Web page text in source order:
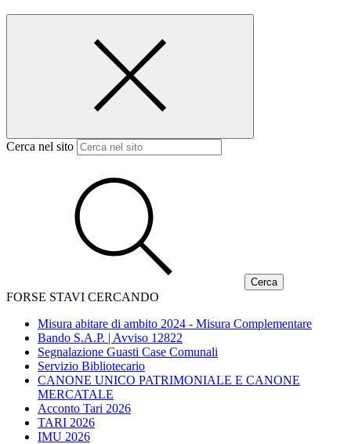
Cerca nel sito
FORSE STAVI CERCANDO
Misura abitare di ambito 2024 - Misura Complementare
Bando S.A.P. | Avviso 12822
Segnalazione Guasti Case Comunali
Servizio Bibliotecario
CANONE UNICO PATRIMONIALE E CANONE
MERCATALE
Acconto Tari 2026
TARI 2026
IMU 2026